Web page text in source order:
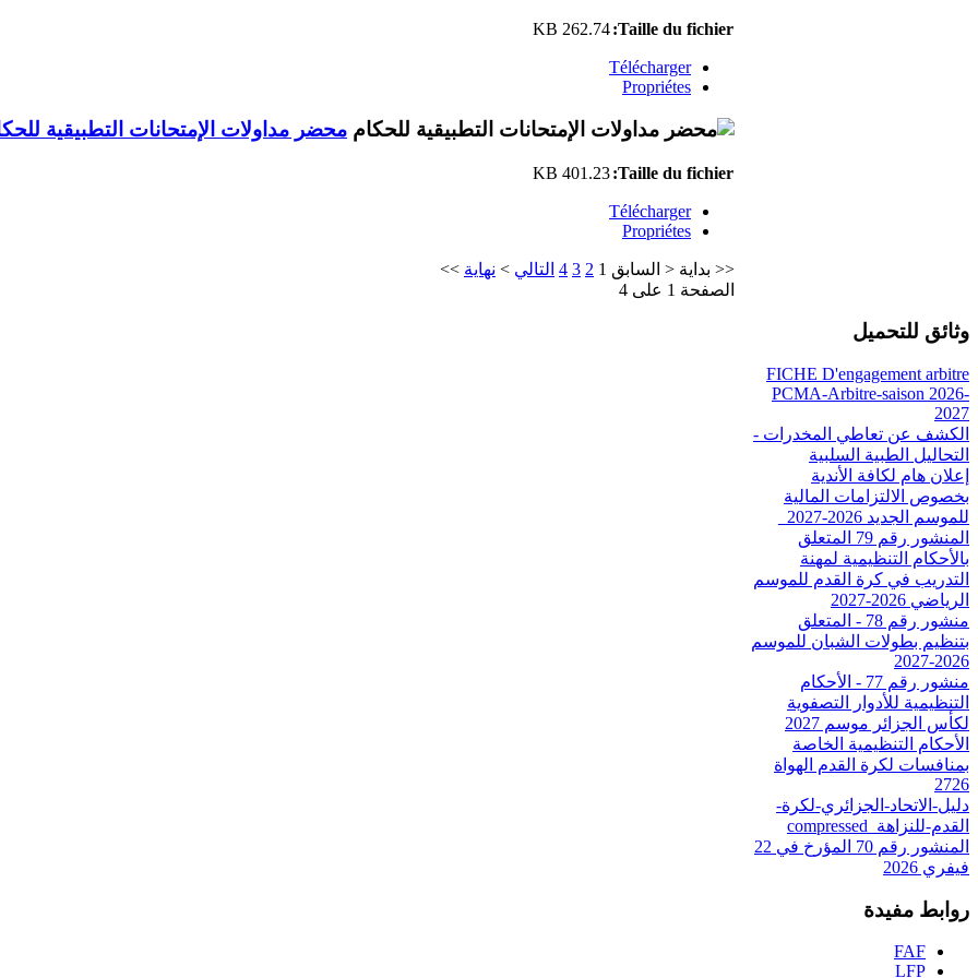
Taille du fichier:
262.74 KB
Télécharger
Propriétes
محضر مداولات الإمتحانات التطبيقية
Taille du fichier:
401.23 KB
Télécharger
Propriétes
<< بداية < السابق 1
2
3
4 التالي > نهاية >>
الصفحة 1 على 4
وثائق للتحميل
FICHE D'engagement arbitre
PCMA-Arbitre-saison 2026-
2027
الكشف عن تعاطي المخدرات -
التحاليل الطبية السلبية
إعلان هام لكافة الأندية
بخصوص الالتزامات المالية
للموسم الجديد 2026-2027_
المنشور رقم 79 المتعلق
بالأحكام التنظيمية لمهنة
التدريب في كرة القدم للموسم
الرياضي 2026-2027
منشور رقم 78 - المتعلق
بتنظيم بطولات الشبان للموسم
2026-2027
منشور رقم 77 - الأحكام
التنظيمية للأدوار التصفوية
لكأس الجزائر موسم 2027
الأحكام التنظيمية الخاصة
بمنافسات لكرة القدم الهواة
2726
دليل-الاتحاد-الجزائري-لكرة-
القدم-للنزاهة_compressed
المنشور رقم 70 المؤرخ في 22
فيفري 2026
روابط مفيدة
FAF
LFP